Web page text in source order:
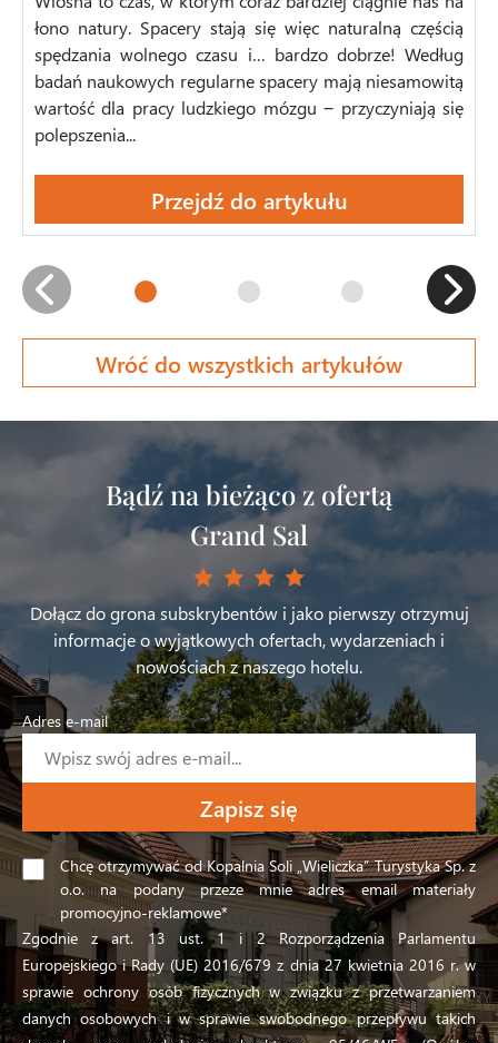
Wróć do wszystkich artykułów
łono natury. Spacery stają się więc naturalną częścią
spędzania wolnego czasu i… bardzo dobrze! Według
badań naukowych regularne spacery mają niesamowitą
wartość dla pracy ludzkiego mózgu ‒ przyczyniają się
polepszenia...
Przejdź do artykułu
Bądź na bieżąco z ofertą
Grand Sal
Dołącz do grona subskrybentów i jako pierwszy otrzymuj
informacje o wyjątkowych ofertach, wydarzeniach i
nowościach z naszego hotelu.
Adres e-mail
Chcę otrzymywać od Kopalnia Soli „Wieliczka” Turystyka Sp. z
o.o. na podany przeze mnie adres email materiały
promocyjno-reklamowe*
Zgodnie z art. 13 ust. 1 i 2 Rozporządzenia Parlamentu
Europejskiego i Rady (UE) 2016/679 z dnia 27 kwietnia 2016 r. w
sprawie ochrony osób fizycznych w związku z przetwarzaniem
danych osobowych i w sprawie swobodnego przepływu takich